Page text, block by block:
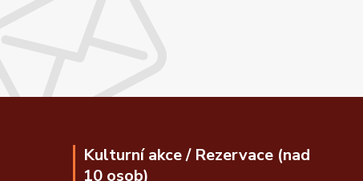
Kulturní akce / Rezervace (nad
10 osob)